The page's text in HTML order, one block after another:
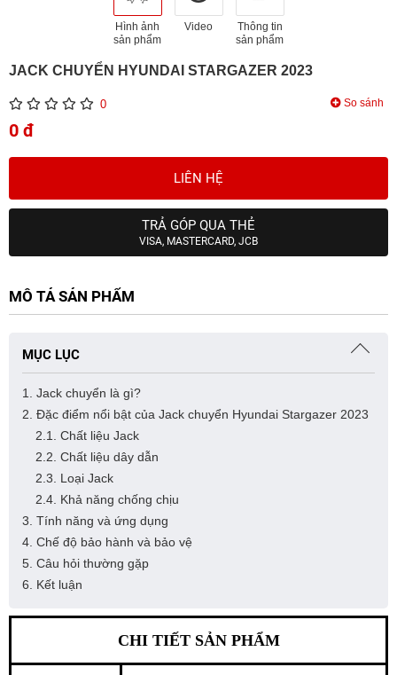
Hình ảnh
sản phẩm
Video
Thông tin
sản phẩm
JACK CHUYỂN HYUNDAI STARGAZER 2023
0 So sánh
0 đ
LIÊN HỆ
TRẢ GÓP QUA THẺ
VISA, MASTERCARD, JCB
MÔ TẢ SẢN PHẨM
MỤC LỤC
1. Jack chuyển là gì?
2. Đặc điểm nổi bật của Jack chuyển Hyundai Stargazer 2023
2.1. Chất liệu Jack
2.2. Chất liệu dây dẫn
2.3. Loại Jack
2.4. Khả năng chống chịu
3. Tính năng và ứng dụng
4. Chế độ bảo hành và bảo vệ
5. Câu hỏi thường gặp
6. Kết luận
CHI TIẾT SẢN PHẨM